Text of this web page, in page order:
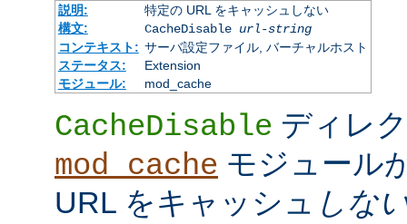
説明:
特定の URL をキャッシュしない
構文:
CacheDisable url-string
コンテキスト: サーバ設定ファイル, バーチャルホスト
ステータス:
Extension
モジュール:
mod_cache
CacheDisable ディレ
mod_cache モジュール
URL をキャッシュ しな